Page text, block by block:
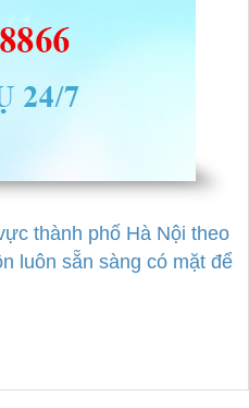
thành phố Hà Nội theo
luôn sẵn sàng có mặt để